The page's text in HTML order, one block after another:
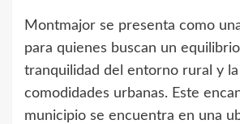
Montmajor se presenta como
para quienes buscan un
tranquilidad del entorno rural y la
comodidades urbanas. Este
municipio se encuentra en una